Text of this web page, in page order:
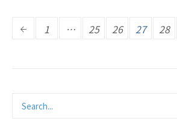
1 … 25 26 27 28